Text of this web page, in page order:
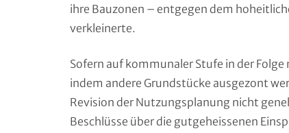
ihre Bauzonen – entgegen dem
verkleinerte.
Sofern auf kommunaler Stufe in der
indem andere Grundstücke ausgezont
Revision der Nutzungsplanung nicht
Beschlüsse über die gutgeheissenen